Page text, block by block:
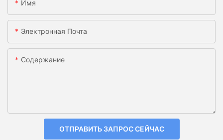
Имя
Электронная Почта
Содержание
ОТПРАВИТЬ ЗАПРОС СЕЙЧАС